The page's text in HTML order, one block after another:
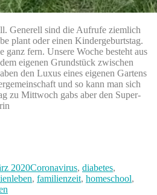
Generell sind die Aufrufe ziemlich
plant oder einen Kindergeburtstag.
fern. Unsere Woche besteht aus
eigenen Grundstück zwischen
den Luxus eines eigenen Gartens
und so kann man sich
zu Mittwoch gabs aber den Super-
2020Kategorien
Coronavirus, diabetes,
, familienzeit, homeschool,